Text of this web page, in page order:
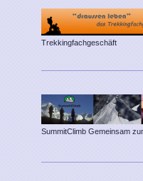
Trekkingfachgeschäft
SummitClimb Gemeinsam